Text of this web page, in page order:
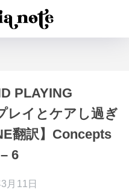
PLAYING
レイとケアし過ぎ
翻訳】Concepts
6
月11日